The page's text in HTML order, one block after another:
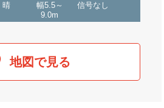
晴
幅5.5～
9.0m
信号なし
地図で見る